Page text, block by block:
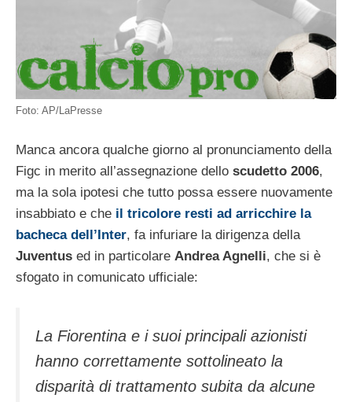
Foto: AP/LaPresse
Manca ancora qualche giorno al pronunciamento della
Figc in merito all’assegnazione dello scudetto 2006,
ma la sola ipotesi che tutto possa essere nuovamente
insabbiato e che il tricolore resti ad arricchire la
bacheca dell’Inter, fa infuriare la dirigenza della
Juventus ed in particolare Andrea Agnelli, che si è
sfogato in comunicato ufficiale:
La Fiorentina e i suoi principali azionisti
hanno correttamente sottolineato la
disparità di trattamento subita da alcune